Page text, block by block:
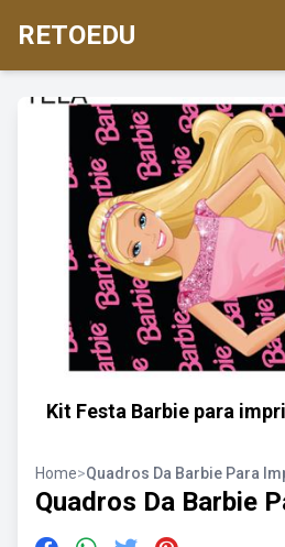
RETOEDU
Kit Festa Barbie para
Home>Quadros Da Barbie Para
Quadros Da Barbie